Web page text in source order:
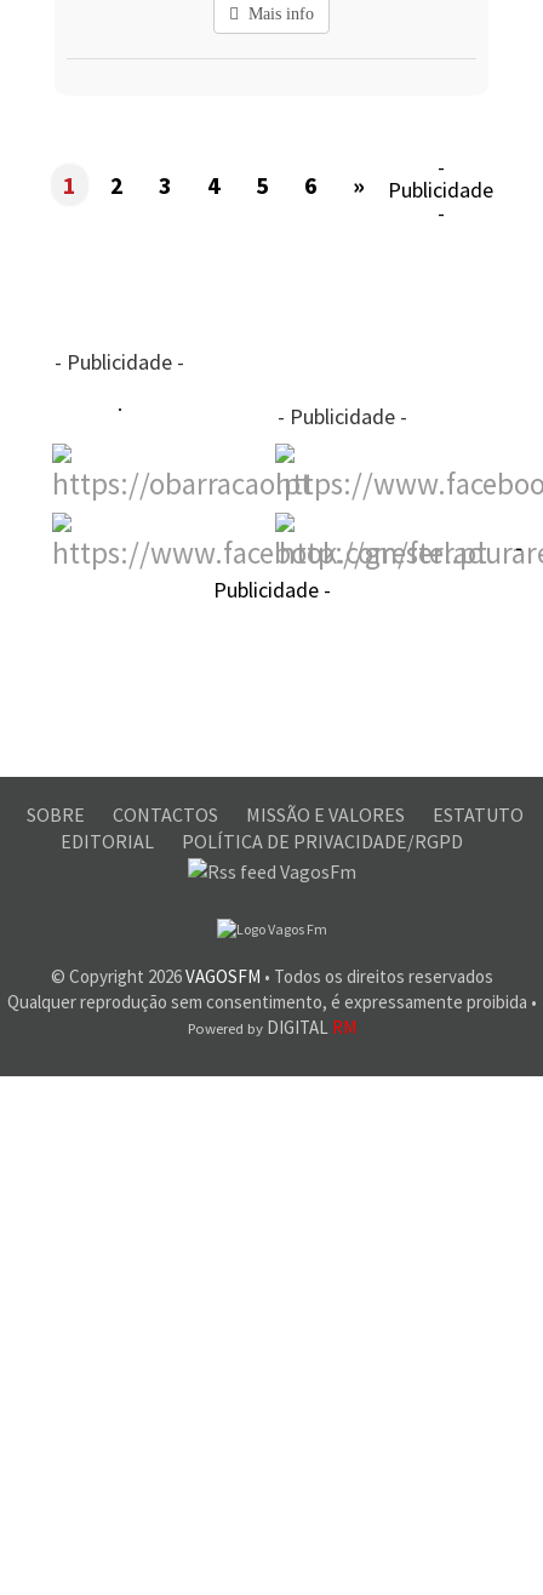
Mais info
1 2 3 4 5 6 »
-
Publicidade
-
- Publicidade -
- Publicidade -
-
Publicidade -
SOBRE CONTACTOS MISSÃO E VALORES
ESTATUTO
EDITORIAL
POLÍTICA DE PRIVACIDADE/RGPD
© Copyright 2026VAGOSFM • Todos os direitos reservados
Qualquer reprodução sem consentimento, é expressamente proibida •
Powered byDIGITAL RM